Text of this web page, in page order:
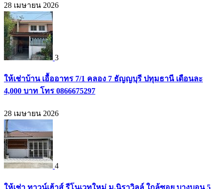
28 เมษายน 2026
3
ให้เช่าบ้าน เอื้ออาทร 7/1 คลอง 7 ธัญญบุรี ปทุมธานี เดือนละ
4,000 บาท โทร 0866675297
28 เมษายน 2026
4
ให้เช่า ทาวน์เฮ้าส์ รีโนเวทใหม่ ม.นิราวิลล์ ใกล้ซอย บางบอน 5